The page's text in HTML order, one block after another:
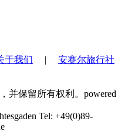
于我们 | 安赛尔旅行社
并保留所有权利。powered
Tel: +49(0)89-